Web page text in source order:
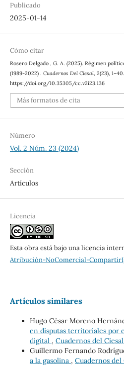
Publicado
2025-01-14
Cómo citar
Rosero Delgado , G. A. (2025). Régimen
(1989-2022) . Cuadernos Del Ciesal, 2(23), 1–40.
https://doi.org/10.35305/cc.v2i23.136
Más formatos de cita
Número
Vol. 2 Núm. 23 (2024)
Sección
Artículos
Licencia
Esta obra está bajo una licencia
Atribución-NoComercial-
Artículos similares
Hugo César Moreno
en disputas territoriales por
digital , Cuadernos del
Guillermo Fernando
a la gasolina , Cuadernos del